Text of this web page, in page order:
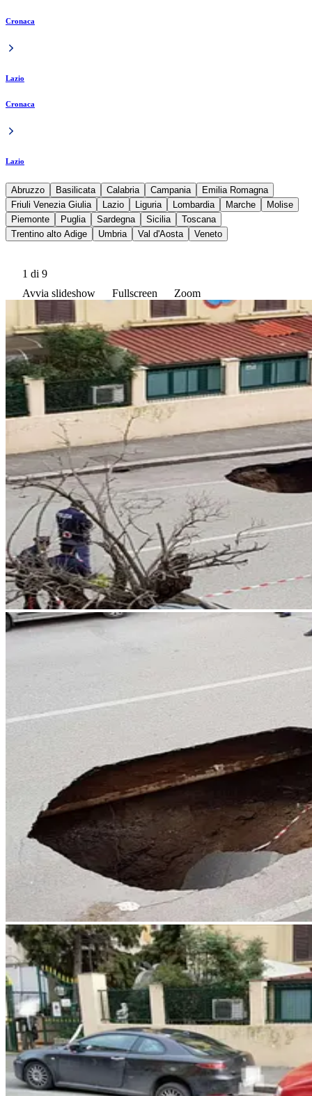
Cronaca
Lazio
Cronaca
Lazio
Abruzzo Basilicata Calabria Campania
Emilia Romagna
Friuli Venezia Giulia
Lazio Liguria Lombardia Marche
Molise
Piemonte
Puglia Sardegna Sicilia
Toscana
Trentino alto Adige
Umbria Val d'Aosta Veneto
1 di 9
Avvia slideshow
Fullscreen Zoom